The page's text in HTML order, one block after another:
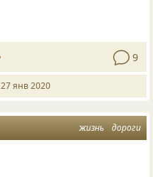
9
27 янв 2020
жизнь дороги